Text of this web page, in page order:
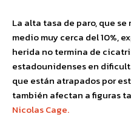
La alta tasa de paro, que
medio muy cerca del 10%,
herida no termina de
estadounidenses en
que están atrapados por
también afectan a figuras
Nicolas Cage.